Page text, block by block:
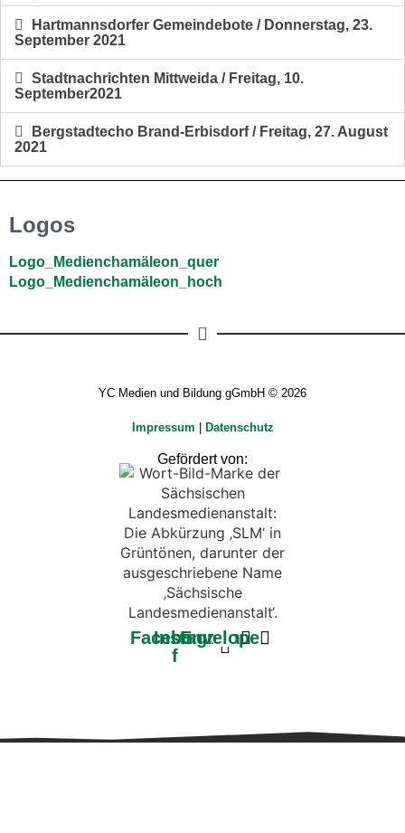
Hartmannsdorfer Gemeindebote / Donnerstag, 23.
September 2021
Stadtnachrichten Mittweida / Freitag, 10.
September2021
Bergstadtecho Brand-Erbisdorf / Freitag, 27. August
2021
Logos
Logo_Medienchamäleon_quer
Logo_Medienchamäleon_hoch
YC Medien und Bildung gGmbH © 2026
Impressum Datenschutz
Gefördert von:
Facebook-
f
Instagram
Envelope